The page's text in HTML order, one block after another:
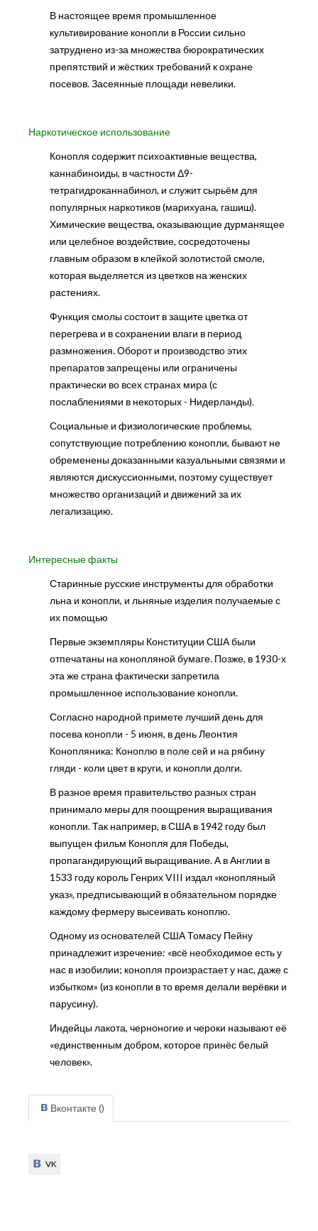
В настоящее время промышленное
культивирование конопли в России сильно
затруднено из-за множества бюрократических
препятствий и жёстких требований к охране
посевов. Засеянные площади невелики.
Наркотическое использование
Конопля содержит психоактивные вещества,
каннабиноиды, в частности Δ9-
тетрагидроканнабинол, и служит сырьём для
популярных наркотиков (марихуана, гашиш).
Химические вещества, оказывающие дурманящее
или целебное воздействие, сосредоточены
главным образом в клейкой золотистой смоле,
которая выделяется из цветков на женских
растениях.
Функция смолы состоит в защите цветка от
перегрева и в сохранении влаги в период
размножения. Оборот и производство этих
препаратов запрещены или ограничены
практически во всех странах мира (с
послаблениями в некоторых - Нидерланды).
Социальные и физиологические проблемы,
сопутствующие потреблению конопли, бывают не
обременены доказанными казуальными связями и
являются дискуссионными, поэтому существует
множество организаций и движений за их
легализацию.
Интересные факты
Старинные русские инструменты для обработки
льна и конопли, и льняные изделия получаемые с
их помощью
Первые экземпляры Конституции США были
отпечатаны на конопляной бумаге. Позже, в 1930-х
эта же страна фактически запретила
промышленное использование конопли.
Согласно народной примете лучший день для
посева конопли - 5 июня, в день Леонтия
Конопляника: Коноплю в поле сей и на рябину
гляди - коли цвет в круги, и конопли долги.
В разное время правительство разных стран
принимало меры для поощрения выращивания
конопли. Так например, в США в 1942 году был
выпущен фильм Конопля для Победы,
пропагандирующий выращивание. А в Англии в
1533 году король Генрих VIII издал «конопляный
указ», предписывающий в обязательном порядке
каждому фермеру высеивать коноплю.
Одному из основателей США Томасу Пейну
принадлежит изречение: «всё необходимое есть у
нас в изобилии; конопля произрастает у нас, даже с
избытком» (из конопли в то время делали верёвки и
парусину).
Индейцы лакота, черноногие и чероки называют её
«единственным добром, которое принёс белый
человек».
Вконтакте ()
VK
VK